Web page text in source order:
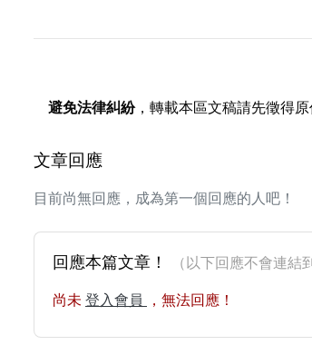
避免法律糾紛，轉載本區文稿請先徵得原
文章回應
目前尚無回應，成為第一個回應的人吧！
回應本篇文章！ （以下回應不會連結
尚未 登入會員 ，無法回應！